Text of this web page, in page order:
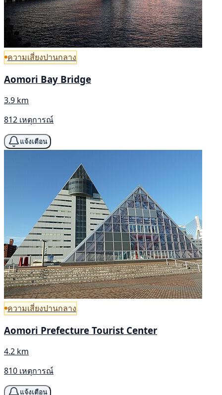
ความเสี่ยงปานกลาง
Aomori Bay Bridge
3.9 km
812 เหตุการณ์
แจ้งเตือน
ความเสี่ยงปานกลาง
Aomori Prefecture Tourist Center
4.2 km
810 เหตุการณ์
แจ้งเตือน